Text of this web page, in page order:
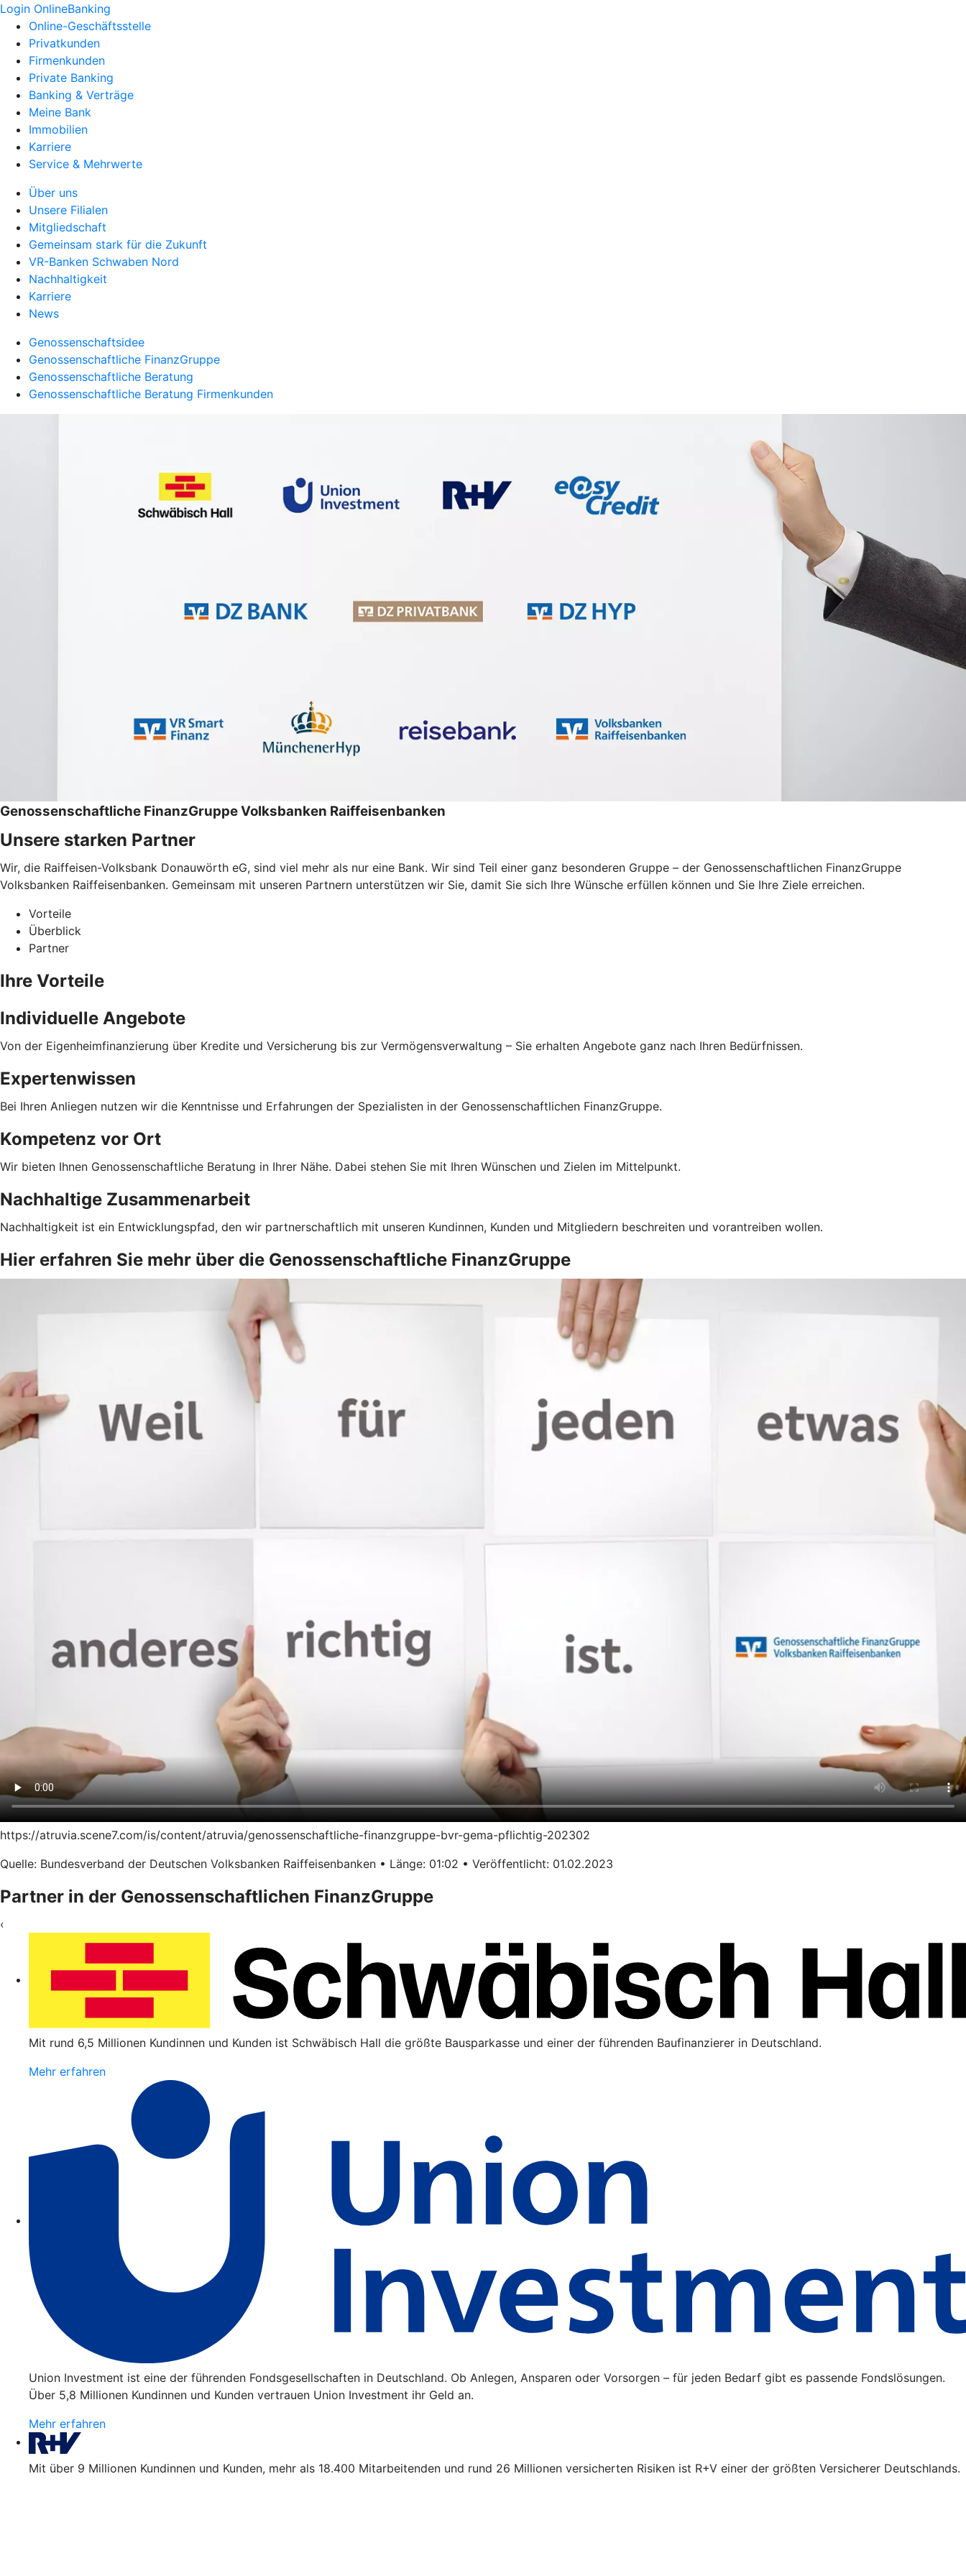
Login OnlineBanking
Online-Geschäftsstelle
Privatkunden
Firmenkunden
Private Banking
Banking & Verträge
Meine Bank
Immobilien
Karriere
Service & Mehrwerte
Über uns
Unsere Filialen
Mitgliedschaft
Gemeinsam stark für die Zukunft
VR-Banken Schwaben Nord
Nachhaltigkeit
Karriere
News
Genossenschaftsidee
Genossenschaftliche FinanzGruppe
Genossenschaftliche Beratung
Genossenschaftliche Beratung Firmenkunden
Genossenschaftliche FinanzGruppe Volksbanken Raiffeisenbanken
Unsere starken Partner
Wir, die Raiffeisen-Volksbank Donauwörth eG, sind viel mehr als nur eine Bank. Wir sind Teil einer ganz besonderen Gruppe – der Genossenschaftlichen FinanzGruppe
Volksbanken Raiffeisenbanken. Gemeinsam mit unseren Partnern unterstützen wir Sie, damit Sie sich Ihre Wünsche erfüllen können und Sie Ihre Ziele erreichen.
Vorteile
Überblick
Partner
Ihre Vorteile
Individuelle Angebote
Von der Eigenheimfinanzierung über Kredite und Versicherung bis zur Vermögensverwaltung – Sie erhalten Angebote ganz nach Ihren Bedürfnissen.
Expertenwissen
Bei Ihren Anliegen nutzen wir die Kenntnisse und Erfahrungen der Spezialisten in der Genossenschaftlichen FinanzGruppe.
Kompetenz vor Ort
Wir bieten Ihnen Genossenschaftliche Beratung in Ihrer Nähe. Dabei stehen Sie mit Ihren Wünschen und Zielen im Mittelpunkt.
Nachhaltige Zusammenarbeit
Nachhaltigkeit ist ein Entwicklungspfad, den wir partnerschaftlich mit unseren Kundinnen, Kunden und Mitgliedern beschreiten und vorantreiben wollen.
Hier erfahren Sie mehr über die Genossenschaftliche FinanzGruppe
https://atruvia.scene7.com/is/content/atruvia/genossenschaftliche-finanzgruppe-bvr-gema-pflichtig-202302
Quelle: Bundesverband der Deutschen Volksbanken Raiffeisenbanken • Länge: 01:02 • Veröffentlicht: 01.02.2023
Partner in der Genossenschaftlichen FinanzGruppe
‹
Mit rund 6,5 Millionen Kundinnen und Kunden ist Schwäbisch Hall die größte Bausparkasse und einer der führenden Baufinanzierer in Deutschland.
Mehr erfahren
Union Investment ist eine der führenden Fondsgesellschaften in Deutschland. Ob Anlegen, Ansparen oder Vorsorgen – für jeden Bedarf gibt es passende Fondslösungen.
Über 5,8 Millionen Kundinnen und Kunden vertrauen Union Investment ihr Geld an.
Mehr erfahren
Mit über 9 Millionen Kundinnen und Kunden, mehr als 18.400 Mitarbeitenden und rund 26 Millionen versicherten Risiken ist R+V einer der größten Versicherer Deutschlands.